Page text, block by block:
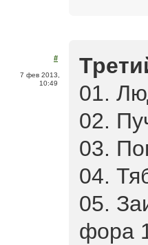
#
7 фев 2013,
10:49
01.
02.
03.
04.
05.
фора